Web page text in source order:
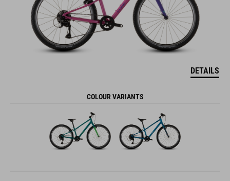
DETAILS
COLOUR VARIANTS